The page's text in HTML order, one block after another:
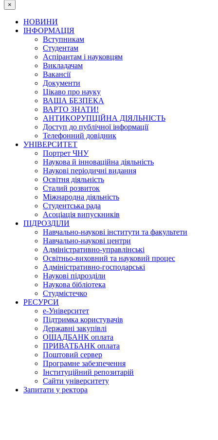
×
НОВИНИ
ІНФОРМАЦІЯ
Вступникам
Студентам
Аспірантам і науковцям
Викладачам
Вакансії
Документи
Цікаво про науку
ВАША БЕЗПЕКА
ВАРТО ЗНАТИ!
АНТИКОРУПЦІЙНА ДІЯЛЬНІСТЬ
Доступ до публічної інформації
Телефонний довідник
УНІВЕРСИТЕТ
Портрет ЧНУ
Наукова й інноваційна діяльність
Наукові періодичні видання
Освітня діяльність
Сталий розвиток
Міжнародна діяльність
Студентська рада
Асоціація випускників
ПІДРОЗДІЛИ
Навчально-наукові інститути та факультети
Навчально-наукові центри
Адміністративно-управлінські
Освітньо-виховний та науковий процес
Адміністративно-господарські
Наукові підрозділи
Наукова бібліотека
Студмістечко
РЕСУРСИ
е-Університет
Підтримка користувачів
Державні закупівлі
ОЩАДБАНК оплата
ПРИВАТБАНК оплата
Поштовий сервер
Програмне забезпечення
Інституційний репозитарій
Сайти університету
Запитати у ректора